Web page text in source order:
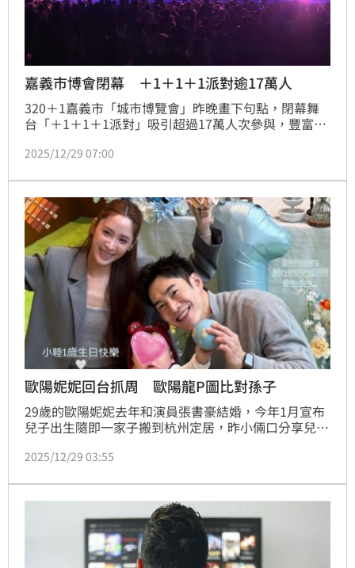
嘉義市博會閉幕 ＋1＋1＋1派對逾17萬人
320＋1嘉義市「城市博覽會」昨晚畫下句點，閉幕舞
台「＋1＋1＋1派對」吸引超過17萬人次參與，豐富策
盼延長展期，讓更多人認識嘉義這片土地。
2025/12/29 07:00
歐陽妮妮回台抓周 歐陽龍P圖比對孫子
29歲的歐陽妮妮去年和演員張書豪結婚，今年1月宣布
兒子出生隨即一家子搬到杭州定居，昨小倆口分享兒子
咪，相當討喜。
2025/12/29 03:55